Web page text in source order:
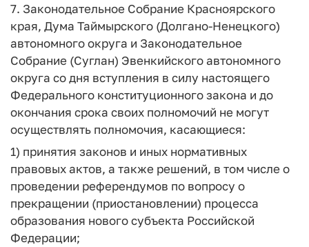
7. Законодательное Собрание Красноярского
края, Дума Таймырского (Долгано-Ненецкого)
автономного округа и Законодательное
Собрание (Суглан) Эвенкийского автономного
округа со дня вступления в силу настоящего
Федерального конституционного закона и до
окончания срока своих полномочий не могут
осуществлять полномочия, касающиеся:
1) принятия законов и иных нормативных
правовых актов, а также решений, в том числе о
проведении референдумов по вопросу о
прекращении (приостановлении) процесса
образования нового субъекта Российской
Федерации;